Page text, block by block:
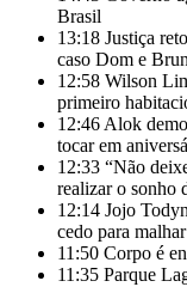
Brasil
13:18 Justiça
caso Dom e
12:58 Wilson
primeiro
12:46 Alok
tocar em
12:33 “Não
realizar o sonho
12:14 Jojo
cedo para malhar
11:50 Corpo é
11:35 Parque